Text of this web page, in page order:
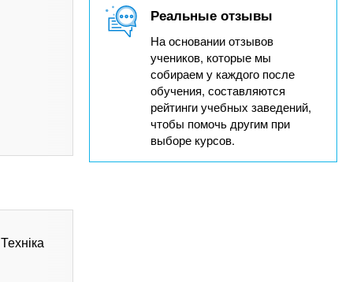
Реальные отзывы
На основании отзывов
учеников, которые мы
собираем у каждого после
обучения, составляются
рейтинги учебных заведений,
чтобы помочь другим при
выборе курсов.